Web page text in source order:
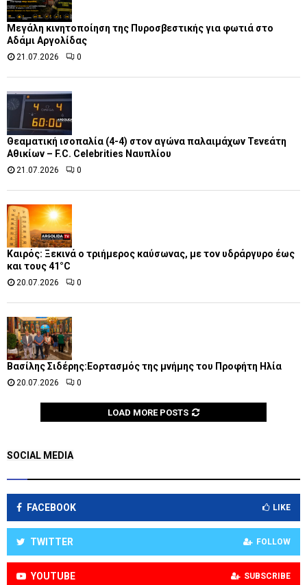
Μεγάλη κινητοποίηση της Πυροσβεστικής για φωτιά στο
Αδάμι Αργολίδας
21.07.2026 0
Θεαματική ισοπαλία (4-4) στον αγώνα παλαιμάχων Τενεάτη
Αθικίων – F.C. Celebrities Ναυπλίου
21.07.2026 0
Καιρός: Ξεκινά ο τριήμερος καύσωνας, με τον υδράργυρο έως
και τους 41°C
20.07.2026 0
Βασίλης Σιδέρης:Εορτασμός της μνήμης του Προφήτη Ηλία
20.07.2026 0
LOAD MORE POSTS
SOCIAL MEDIA
FACEBOOK LIKE
TWITTER FOLLOW
YOUTUBE SUBSCRIBE